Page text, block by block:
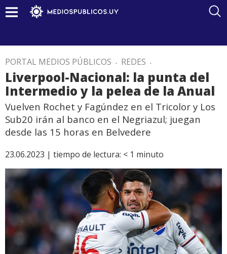
PORTAL MEDIOS PÚBLICOS . REDES .
Liverpool-Nacional: la punta del
Intermedio y la pelea de la Anual
Vuelven Rochet y Fagúndez en el Tricolor y Los
Sub20 irán al banco en el Negriazul; juegan
desde las 15 horas en Belvedere
23.06.2023 | tiempo de lectura: < 1 minuto